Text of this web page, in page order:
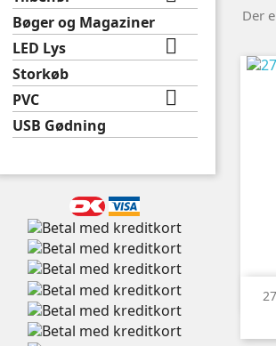
Bøger og Magaziner
LED Lys

Storkøb
PVC

USB Gødning
Der